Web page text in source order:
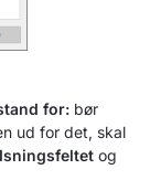
for: bør
ud for det, skal
og